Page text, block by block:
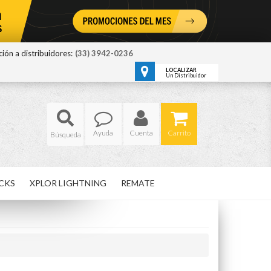
a distribuidores: (33) 3942-0236
LOCALIZAR
Un Distribuidor
Ayuda Cuenta Carrito
XPLOR LIGHTNING REMATE